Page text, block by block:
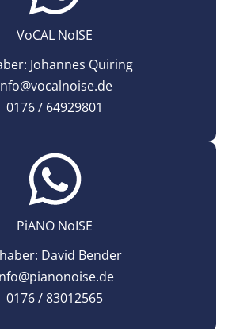
VoCAL NoISE
Johannes Quiring
0176 / 64929801
PiANO NoISE
David Bender
0176 / 83012565